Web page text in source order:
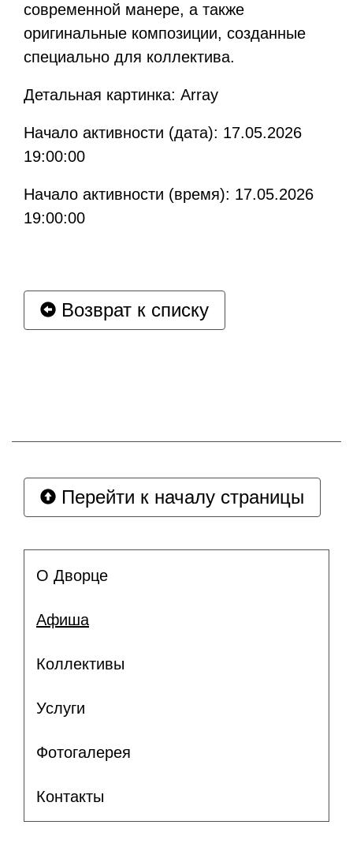
современной манере, а также
оригинальные композиции, созданные
специально для коллектива.
Детальная картинка: Array
Начало активности (дата): 17.05.2026
19:00:00
Начало активности (время): 17.05.2026
19:00:00
Возврат к списку
Перейти к началу страницы
О Дворце
Афиша
Коллективы
Услуги
Фотогалерея
Контакты